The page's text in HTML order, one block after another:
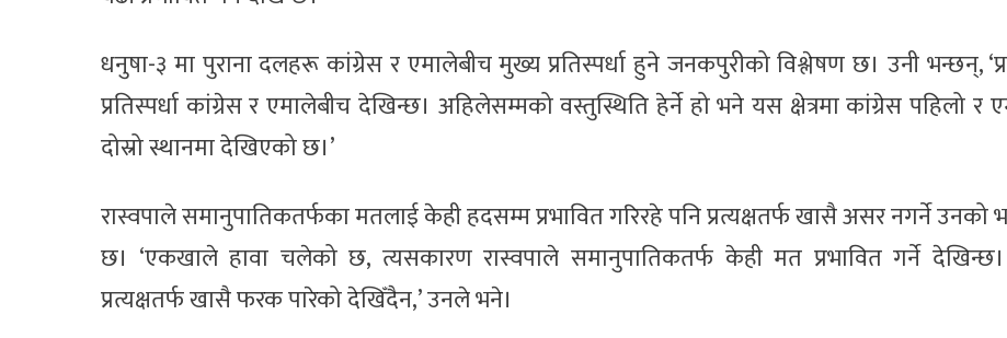
धनुषा-३ मा पुराना दलहरू कांग्रेस र एमालेबीच मुख्य प्रतिस्पर्धा हुने जनकपुरीको विश्लेषण छ। उनी भन्छन्,
प्रतिस्पर्धा कांग्रेस र एमालेबीच देखिन्छ। अहिलेसम्मको वस्तुस्थिति हेर्ने हो भने यस क्षेत्रमा कांग्रेस पहिलो र
दोस्रो स्थानमा देखिएको छ।’
रास्वपाले समानुपातिकतर्फका मतलाई केही हदसम्म प्रभावित गरिरहे पनि प्रत्यक्षतर्फ खासै असर नगर्ने उनको
छ। ‘एकखाले हावा चलेको छ, त्यसकारण रास्वपाले समानुपातिकतर्फ केही मत प्रभावित गर्ने
प्रत्यक्षतर्फ खासै फरक पारेको देखिँदैन,’ उनले भने।